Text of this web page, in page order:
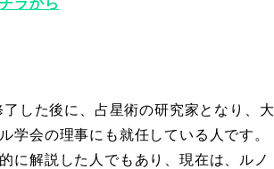
ラから
した後に、占星術の研究家となり、大
学会の理事にも就任している人です。
に解説した人でもあり、現在は、ルノ